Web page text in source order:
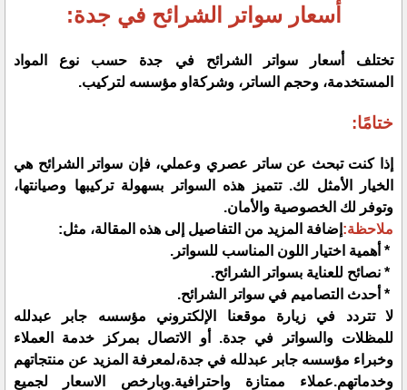
أسعار سواتر الشرائح في جدة:
تختلف أسعار سواتر الشرائح في جدة حسب نوع المواد
المستخدمة، وحجم الساتر، وشركةاو مؤسسه لتركيب.
ختامًا:
إذا كنت تبحث عن ساتر عصري وعملي، فإن سواتر الشرائح هي
الخيار الأمثل لك. تتميز هذه السواتر بسهولة تركيبها وصيانتها،
وتوفر لك الخصوصية والأمان.
ملاحظة: إضافة المزيد من التفاصيل إلى هذه المقالة، مثل:
* أهمية اختيار اللون المناسب للسواتر.
* نصائح للعناية بسواتر الشرائح.
* أحدث التصاميم في سواتر الشرائح.
لا تتردد في زيارة موقعنا الإلكتروني مؤسسه جابر عبدلله
للمظلات والسواتر في جدة. أو الاتصال بمركز خدمة العملاء
وخبراء مؤسسه جابر عبدلله في جدة،لمعرفة المزيد عن منتجاتهم
وخدماتهم.عملاء ممتازة واحترافية.وبارخص الاسعار لجميع